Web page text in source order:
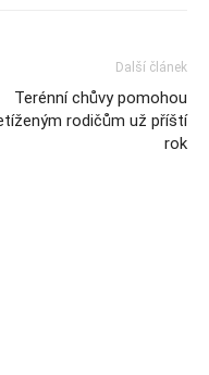
Další článek
Terénní chůvy pomohou
rodičům už příští
rok